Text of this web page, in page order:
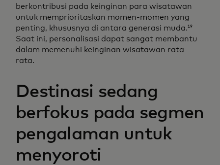
berkontribusi pada keinginan para wisatawan
untuk memprioritaskan momen-momen yang
penting, khususnya di antara generasi muda.19
Saat ini, personalisasi dapat sangat membantu
dalam memenuhi keinginan wisatawan rata-
rata.
Destinasi sedang
berfokus pada segmen
pengalaman untuk
menyoroti